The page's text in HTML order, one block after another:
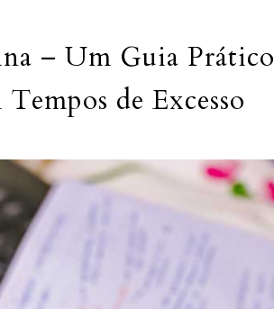
– Um Guia Prático
de Excesso